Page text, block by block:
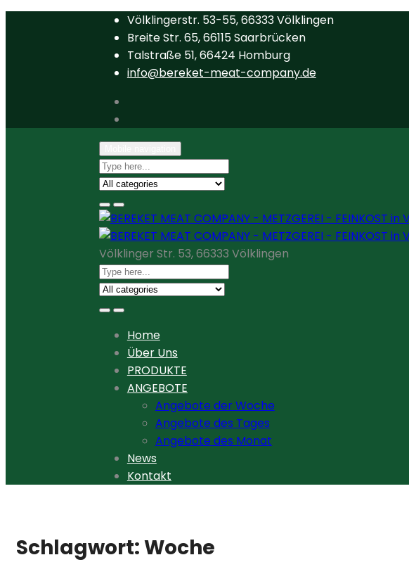
Völklingerstr. 53-55, 66333 Völklingen
Breite Str. 65, 66115 Saarbrücken
Talstraße 51, 66424 Homburg
info@bereket-meat-company.de
Völklinger Str. 53, 66333 Völklingen
Home
Über Uns
PRODUKTE
ANGEBOTE
Angebote der Woche
Angebote des Tages
Angebote des Monat
News
Kontakt
Schlagwort:Woche